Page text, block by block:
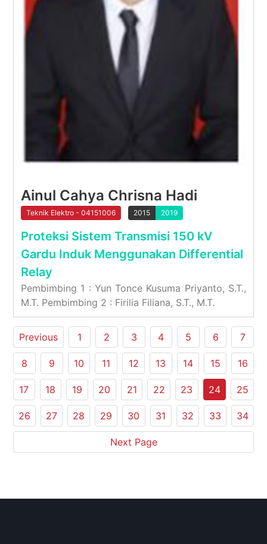
Ainul Cahya Chrisna Hadi
Teknik Elektro - 04151006 2015 2019
Proteksi Sistem Transmisi 150 kV
Gardu Induk Menggunakan Differential
Relay
Pembimbing 1 : Yun Tonce Kusuma Priyanto, S.T.,
M.T. Pembimbing 2 : Firilia Filiana, S.T., M.T.
Previous 1 2 3 4 5 6 7
8 9 10 11 12 13 14 15 16
17 18 19 20 21 22 23 24 25
26 27 28 29 30 31 32 33 34
Next Page